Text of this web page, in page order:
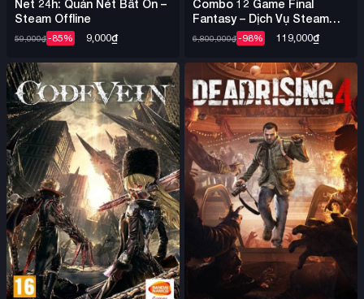
Net 24h: Quán Nét Bất Ổn –
Steam Offline
59,000₫-85% 9,000₫
Combo 12 Game Final
Fantasy – Dịch Vụ Steam
Offline Nhiều Game
6,800,000₫-98% 119,000₫